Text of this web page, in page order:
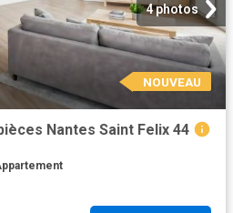
4 photos
NOUVEAU
Nantes Saint Felix 44